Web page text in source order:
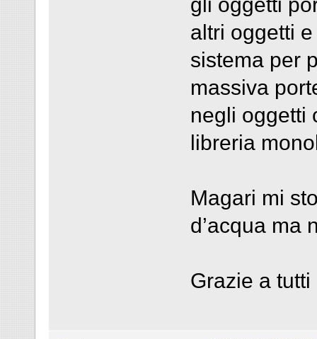
altri oggetti
sistema per
massiva
negli oggetti
libreria
Magari mi
d’acqua ma
Grazie a tutti